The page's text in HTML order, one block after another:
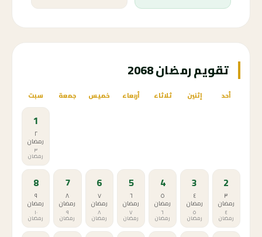
تقويم رمضان 2068
أحد إثنين ثلاثاء أربعاء خميس جمعة سبت
1
٢
رمضان
٣
رمضان
2
٣
رمضان
٤
رمضان
3
٤
رمضان
٥
رمضان
4
٥
رمضان
٦
رمضان
5
٦
رمضان
٧
رمضان
6
٧
رمضان
٨
رمضان
7
٨
رمضان
٩
رمضان
8
٩
رمضان
١٠
رمضان